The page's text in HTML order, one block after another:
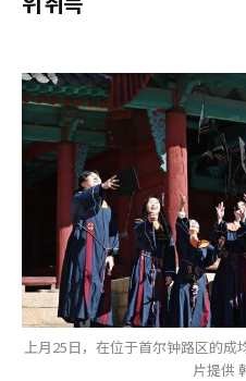
上月25日，在位于首尔钟路区的成
片提供